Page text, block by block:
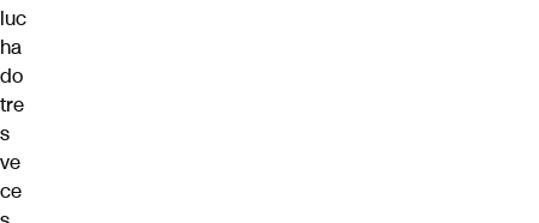
luc
ha
do
tre
s
ve
ce